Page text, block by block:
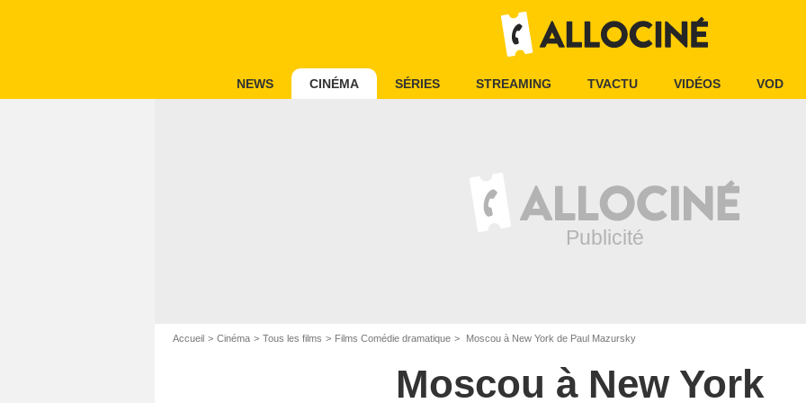
NEWS CINÉMA SÉRIES STREAMING TVACTU VIDÉOS VOD
Accueil Cinéma Tous les films Films Comédie dramatique Moscou à New York de Paul Mazursky
Moscou à New York